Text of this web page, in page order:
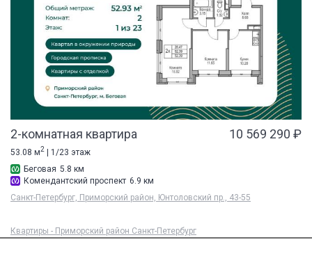
2-комнатная квартира 10 569 290 ₽
53.08 м2 | 1/23 этаж
Беговая 5.8 км
Комендантский проспект 6.9 км
Санкт-Петербург, Приморский район, Юнтоловский пр., 43-55
Квартиры - Приморский район Санкт-Петербург